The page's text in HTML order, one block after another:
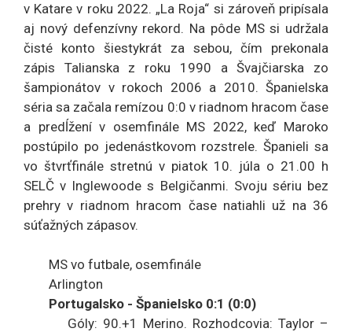
v Katare v roku 2022. „La Roja“ si zároveň pripísala
aj nový defenzívny rekord. Na pôde MS si udržala
čisté konto šiestykrát za sebou, čím prekonala
zápis Talianska z roku 1990 a Švajčiarska zo
šampionátov v rokoch 2006 a 2010. Španielska
séria sa začala remízou 0:0 v riadnom hracom čase
a predĺžení v osemfinále MS 2022, keď Maroko
postúpilo po jedenástkovom rozstrele. Španieli sa
vo štvrťfinále stretnú v piatok 10. júla o 21.00 h
SELČ v Inglewoode s Belgičanmi. Svoju sériu bez
prehry v riadnom hracom čase natiahli už na 36
súťažných zápasov.
MS vo futbale, osemfinále
Arlington
Portugalsko - Španielsko 0:1 (0:0)
Góly: 90.+1 Merino. Rozhodcovia: Taylor –